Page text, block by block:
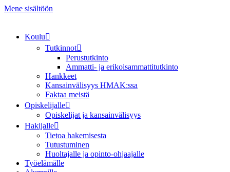
Mene sisältöön
Koulu
Tutkinnot
Perustutkinto
Ammatti- ja erikoisammattitutkinto
Hankkeet
Kansainvälisyys HMAK:ssa
Faktaa meistä
Opiskelijalle
Opiskelijat ja kansainvälisyys
Hakijalle
Tietoa hakemisesta
Tutustuminen
Huoltajalle ja opinto-ohjaajalle
Työelämälle